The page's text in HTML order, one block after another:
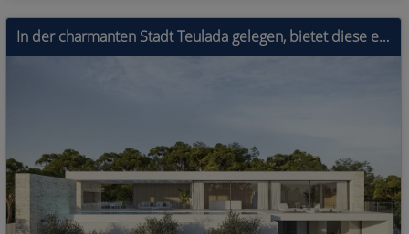
In der charmanten Stadt Teulada gelegen, bietet diese exklusive Villa eine privilegierte Umgebung für diejenigen, die ein Traumhaus suchen. Nur 0,9 k